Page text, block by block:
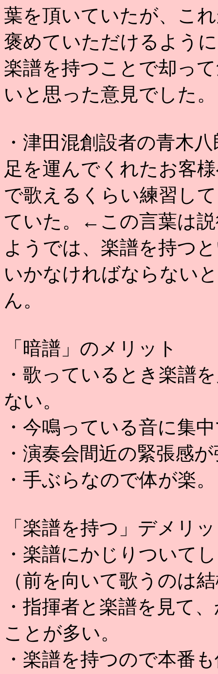
葉を頂いていたが、こ
褒めていただけるよう
楽譜を持つことで却っ
いと思った意見でした。
・津田混創設者の青木
足を運んでくれたお客
で歌えるくらい練習し
ていた。←この言葉は
ようでは、楽譜を持つ
いかなければならない
ん。
「暗譜」のメリット
・歌っているとき楽譜
ない。
・今鳴っている音に集
・演奏会間近の緊張感
・手ぶらなので体が楽。
「楽譜を持つ」デメリ
・楽譜にかじりついて
（前を向いて歌うのは
・指揮者と楽譜を見て
ことが多い。
・楽譜を持つので本番